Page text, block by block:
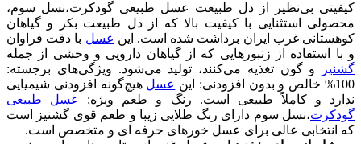
کیفیتی بی‌نظیر از دل طبیعت عسل طبیعی گودکرت،نسل سوم،
محصولی استثنایی با کیفیت بالا که از دل طبیعت بکر و گیاهان
کوهستانی غرب ایران برداشت شده است. این عسل با دقت فراوان
و با استفاده از زنبورهایی که از گیاهان دارویی و وحشی از جمله
گشنیز
و گون تغذیه می‌کنند، تولید می‌شود. ویژگی‌های برجسته:
100% خالص و بدون افزودنی: این
عسل هیچ‌گونه افزودنی شیمیایی
ندارد و کاملاً طبیعی است. رنگ و طعم ویژه:
عسل طبیعی
گودکرت،نسل سوم دارای رنگ طلایی زیبا و طعم قوی گشنیز است
که انتخابی عالی برای عسل خورهای حرفه ای و متخصص است.